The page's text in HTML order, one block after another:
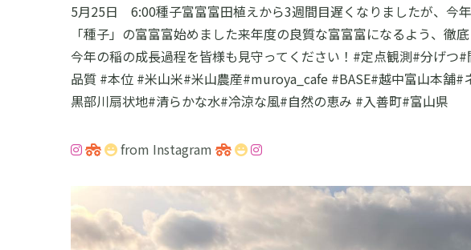
5月25日 6:00種子富富富田植えから3週間目遅くなりましたが、今
「種子」の富富富始めました来年度の良質な富富富になるよう、
今年の稲の成長過程を皆様も見守ってください！#定点観測#分げつ
品質 #本位 #米山米#米山農産#muroya_cafe #BASE#越中富山本舗
黒部川扇状地#清らかな水#冷涼な風#自然の恵み #入善町#富山県
from Instagram